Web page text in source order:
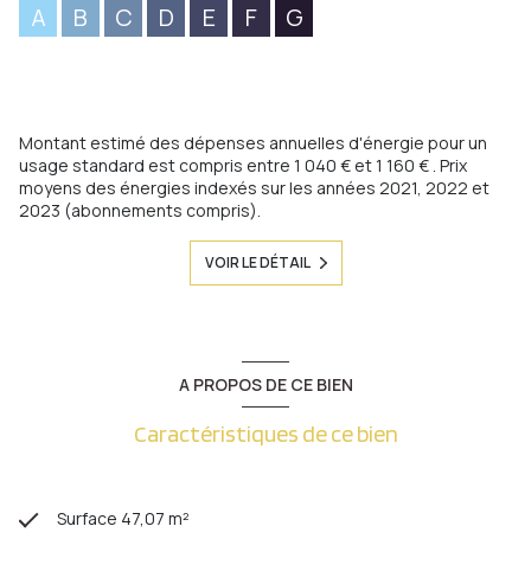
A B C D E F G
Montant estimé des dépenses annuelles d'énergie pour un
usage standard est compris entre 1 040 € et 1 160 € . Prix
moyens des énergies indexés sur les années 2021, 2022 et
2023 (abonnements compris).
VOIR LE DÉTAIL
A PROPOS DE CE BIEN
Caractéristiques de ce bien
Surface 47,07 m²